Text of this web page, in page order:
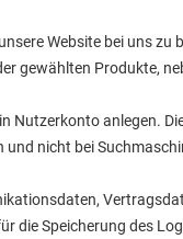
Website bei uns
gewählten Produkte,
Nutzerkonto anlegen.
nicht bei
die Speicherung des